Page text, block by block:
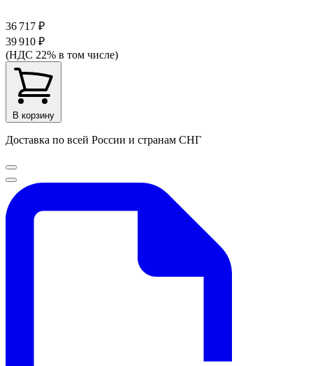
36 717 ₽
39 910 ₽
(НДС 22% в том числе)
В корзину
Доставка по всей России и странам СНГ